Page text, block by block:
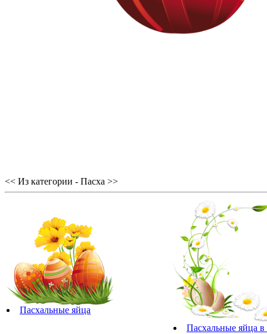
<< Из категории - Пасха >>
Пасхальные яйца
Пасхальные яйца в